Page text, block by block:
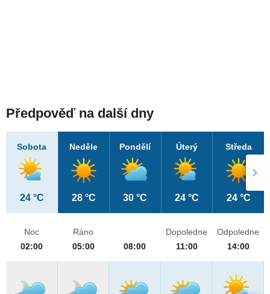
Předpověď na další dny
Sobota
24 °C
Neděle
28 °C
Pondělí
30 °C
Úterý
24 °C
Středa
24 °C
Noc
02:00
Ráno
05:00
08:00
Dopoledne
11:00
Odpoledne
14:00